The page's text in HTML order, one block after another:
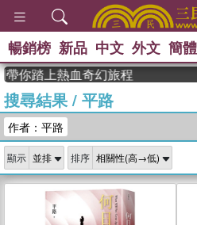
父親節
念華 、
孩：黎曼
暢銷榜 新品 中文 外文 簡體
熱血奇幻旅程
搜尋結果/ 平路
作者：平路
顯示 排序